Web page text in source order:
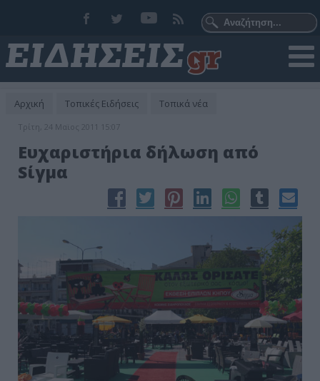
Αρχική Τοπικές Ειδήσεις Τοπικά νέα
Τρίτη, 24 Μαϊος 2011 15:07
Ευχαριστήρια δήλωση από
Sίγμα